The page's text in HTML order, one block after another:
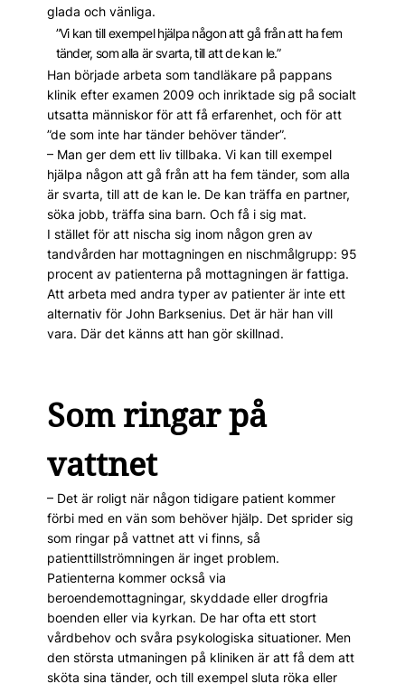
glada och vänliga.
”Vi kan till exempel hjälpa någon att gå från att ha fem
tänder, som alla är svarta, till att de kan le.”
Han började arbeta som tandläkare på pappans
klinik ­efter examen 2009 och inriktade sig på socialt
utsatta människor för att få erfarenhet, och för att
”de som inte har tänder behöver tänder”.
– Man ger dem ett liv tillbaka. Vi kan till exempel
hjälpa någon att gå från att ha fem tänder, som alla
är svarta, till att de kan le. De kan träffa en partner,
söka jobb, träffa sina barn. Och få i sig mat.
I stället för att nischa sig inom någon gren av
tandvården har mottagningen en nischmålgrupp: 95
procent av patienterna på mottagningen är fattiga.
Att arbeta med andra typer av patienter är inte ett
alternativ för John Barksenius. Det är här han vill
vara. Där det känns att han gör skillnad.
Som ringar på
vattnet
– Det är roligt när någon tidigare patient kommer
förbi med en vän som behöver hjälp. Det sprider sig
som ringar på vattnet att vi finns, så
patienttillströmningen är inget problem.
Patienterna kommer också via
beroendemottagningar, skyddade eller drogfria
boenden eller via kyrkan. De har ofta ett stort
vårdbehov och svåra psykologiska situationer. Men
den största utmaningen på kliniken är att få dem att
sköta sina tänder, och till exempel sluta röka eller